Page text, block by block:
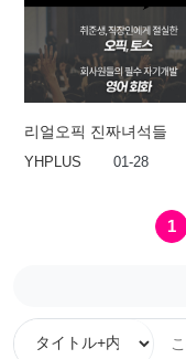
리얼오픽 진짜녀석들
YHPLUS 01-28
1